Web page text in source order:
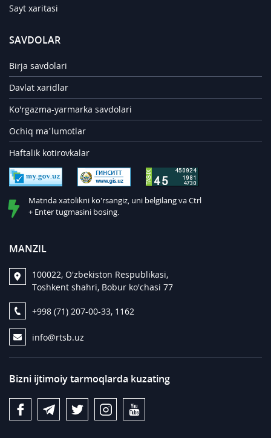
Sayt xaritasi
SAVDOLAR
Birja savdolari
Davlat xaridlar
Ko'rgazma-yarmarka savdolari
Ochiq ma’lumotlar
Haftalik kotirovkalar
Matnda xatolikni ko'rsangiz, uni belgilang va Ctrl
+ Enter tugmasini bosing.
MANZIL
100022, O'zbekiston Respublikasi,
Toshkent shahri, Bobur ko'chasi 77
+998 (71) 207-00-33, 1162
info@rtsb.uz
Bizni ijtimoiy tarmoqlarda kuzating